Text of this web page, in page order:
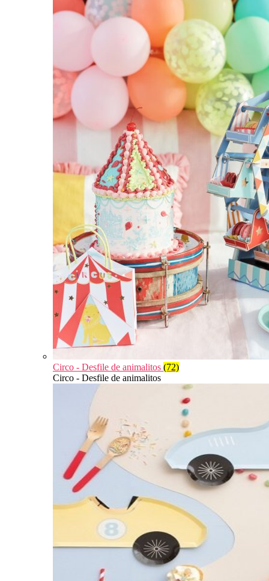
Circo - Desfile de animalitos (72)
Circo - Desfile de animalitos